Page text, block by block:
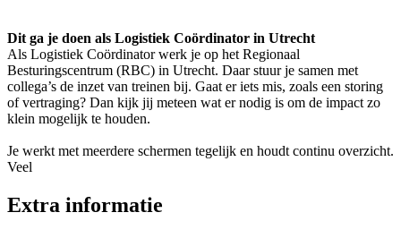
Dit ga je doen als Logistiek Coördinator in Utrecht
Als Logistiek Coördinator werk je op het Regionaal
Besturingscentrum (RBC) in Utrecht. Daar stuur je samen met
collega’s de inzet van treinen bij. Gaat er iets mis, zoals een storing
of vertraging? Dan kijk jij meteen wat er nodig is om de impact zo
klein mogelijk te houden.
Je werkt met meerdere schermen tegelijk en houdt continu overzicht.
Veel
Extra informatie